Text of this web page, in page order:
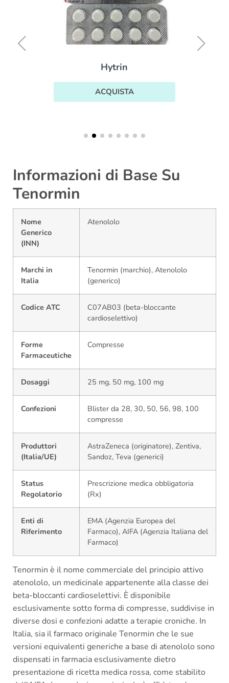
Hytrin
ACQUISTA
Informazioni di Base Su
Tenormin
Nome
Generico
(INN)
Atenololo
Marchi in
Italia
Tenormin (marchio), Atenololo
(generico)
Codice ATC
C07AB03 (beta-bloccante
cardioselettivo)
Forme
Farmaceutiche
Compresse
Dosaggi 25 mg, 50 mg, 100 mg
Confezioni
Blister da 28, 30, 50, 56, 98, 100
compresse
Produttori
(Italia/UE)
AstraZeneca (originatore), Zentiva,
Sandoz, Teva (generici)
Status
Regolatorio
Prescrizione medica obbligatoria
(Rx)
Enti di
Riferimento
EMA (Agenzia Europea del
Farmaco), AIFA (Agenzia Italiana del
Farmaco)
Tenormin è il nome commerciale del principio attivo
atenololo, un medicinale appartenente alla classe dei
beta-bloccanti cardioselettivi. È disponibile
esclusivamente sotto forma di compresse, suddivise in
diverse dosi e confezioni adatte a terapie croniche. In
Italia, sia il farmaco originale Tenormin che le sue
versioni equivalenti generiche a base di atenololo sono
dispensati in farmacia esclusivamente dietro
presentazione di ricetta medica rossa, come stabilito